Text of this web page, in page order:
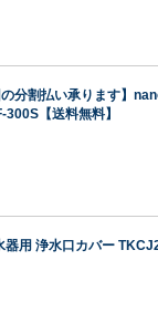
分割払い承ります】
【送料無料】
用 浄水口カバー